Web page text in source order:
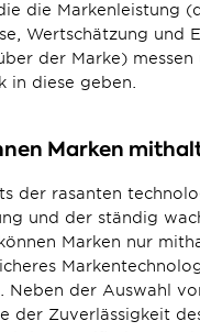
die Markenleistung
Wertschätzung und
der Marke) messen
in diese geben.
Marken
der rasanten
und der ständig
Marken nur
Neben der Auswahl
der Zuverlässigkeit